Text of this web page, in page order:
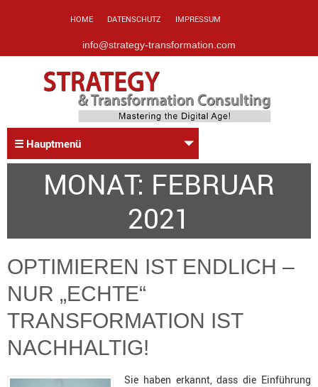
HOME DATENSCHUTZ IMPRESSUM
info@strategy-transformation.com
☰ Hauptmenü
MONAT: FEBRUAR
2021
OPTIMIEREN IST ENDLICH –
NUR „ECHTE“
TRANSFORMATION IST
NACHHALTIG!
Sie haben erkannt, dass die Einführung